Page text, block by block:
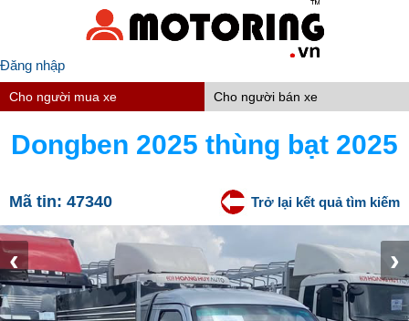
Đăng nhập
Cho người mua xe Cho người bán xe
Dongben 2025 thùng bạt 2025
Mã tin: 47340 Trở lại kết quả tìm kiếm
‹ ›